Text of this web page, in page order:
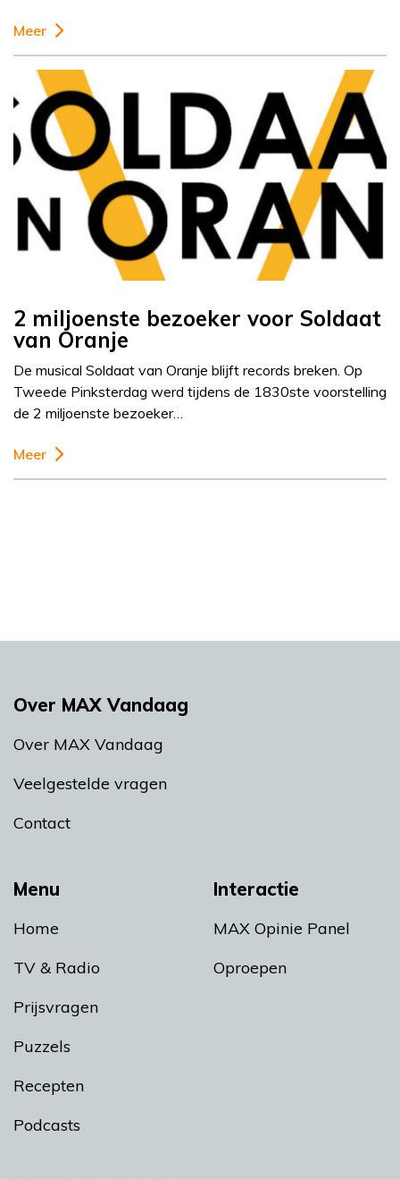
Meer
2 miljoenste bezoeker voor Soldaat
van Oranje
De musical Soldaat van Oranje blijft records breken. Op
Tweede Pinksterdag werd tijdens de 1830ste voorstelling
de 2 miljoenste bezoeker…
Meer
Menu
Home
TV & Radio
Prijsvragen
Puzzels
Recepten
Podcasts
Interactie
MAX Opinie Panel
Oproepen
Over MAX Vandaag
Over MAX Vandaag
Veelgestelde vragen
Contact